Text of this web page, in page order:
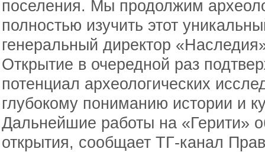
поселения. Мы продолжим
полностью изучить этот
генеральный директор
Открытие в очередной раз
потенциал археологических
глубокому пониманию истории и
Дальнейшие работы на «Герити»
открытия, сообщает ТГ-канал